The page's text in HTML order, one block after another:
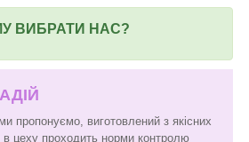
ВИБРАТИ НАС?
пропонуємо, виготовлений з якісних
цеху проходить норми контролю